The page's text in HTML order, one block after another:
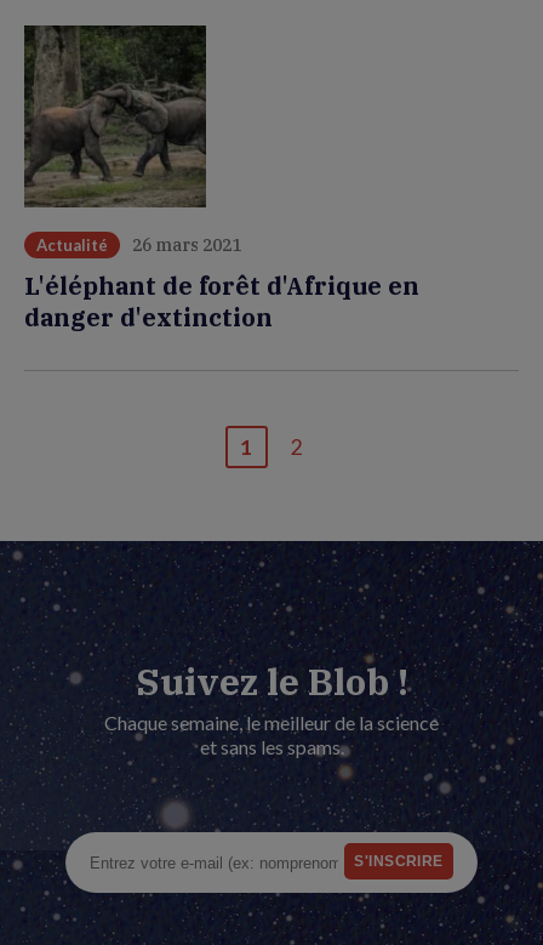
Actualité 26 mars 2021
L'éléphant de forêt d'Afrique en
danger d'extinction
Page
1
Dernière
2
Suivez le Blob !
Chaque semaine, le meilleur de la science
et sans les spams.